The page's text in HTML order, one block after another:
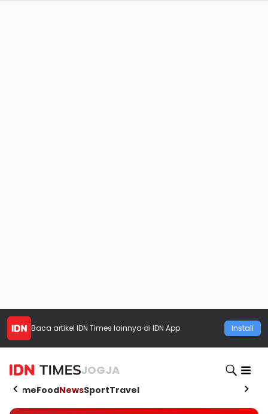
Baca artikel IDN Times lainnya di IDN App Install
JOGJA
HomeFoodNewsSportTravel